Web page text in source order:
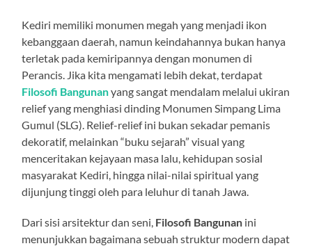
Kediri memiliki monumen megah yang menjadi ikon
kebanggaan daerah, namun keindahannya bukan hanya
terletak pada kemiripannya dengan monumen di
Perancis. Jika kita mengamati lebih dekat, terdapat
Filosofi Bangunanyang sangat mendalam melalui ukiran
relief yang menghiasi dinding Monumen Simpang Lima
Gumul (SLG). Relief-relief ini bukan sekadar pemanis
dekoratif, melainkan “buku sejarah” visual yang
menceritakan kejayaan masa lalu, kehidupan sosial
masyarakat Kediri, hingga nilai-nilai spiritual yang
dijunjung tinggi oleh para leluhur di tanah Jawa.
Dari sisi arsitektur dan seni, Filosofi Bangunan ini
menunjukkan bagaimana sebuah struktur modern dapat